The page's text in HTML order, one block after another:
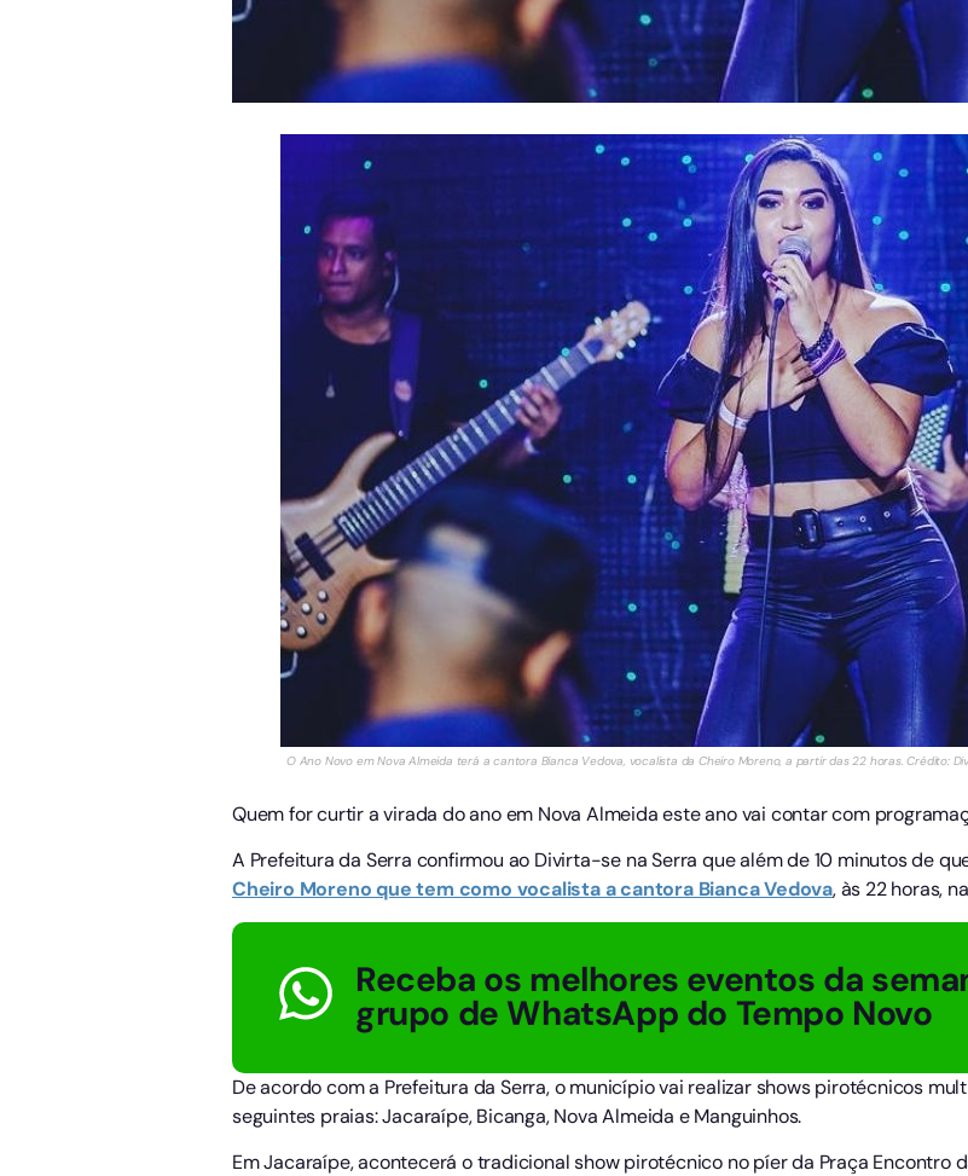
O Ano Novo em Nova Almeida terá a cantora Bianca Vedova, vocalista da Cheiro Moreno, a partir das 22 horas. Crédito:
Quem for curtir a virada do ano em Nova Almeida este ano vai contar com
A Prefeitura da Serra confirmou ao Divirta-se na Serra que além de 10 minutos de
Cheiro Moreno que tem como vocalista a cantora Bianca Vedova, às 22 horas,
Receba os melhores eventos da
grupo de WhatsApp do Tempo Novo
De acordo com a Prefeitura da Serra, o município vai realizar shows pirotécnicos
seguintes praias: Jacaraípe, Bicanga, Nova Almeida e Manguinhos.
Em Jacaraípe, acontecerá o tradicional show pirotécnico no píer da Praça Encontro